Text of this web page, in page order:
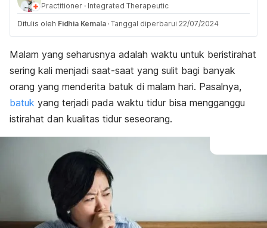
Practitioner · Integrated Therapeutic
Ditulis oleh Fidhia Kemala · Tanggal diperbarui 22/07/2024
Malam yang seharusnya adalah waktu untuk beristirahat
sering kali menjadi saat-saat yang sulit bagi banyak
orang yang menderita batuk di malam hari. Pasalnya,
batuk yang terjadi pada waktu tidur bisa mengganggu
istirahat dan kualitas tidur seseorang.